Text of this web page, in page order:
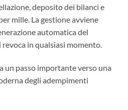
deposito dei bilanci e
mille. La gestione avviene
automatica del
in qualsiasi momento.
un passo importante verso una
degli adempimenti